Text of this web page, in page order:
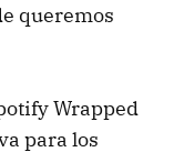
queremos
Wrapped
para los